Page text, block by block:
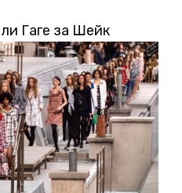
Гаге за Шейк